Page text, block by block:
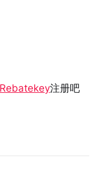
Rebatekey注册吧